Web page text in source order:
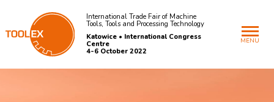
International Trade Fair of Machine
Tools, Tools and Processing Technology
Katowice • International Congress
Centre
4-6 October 2022
MENU